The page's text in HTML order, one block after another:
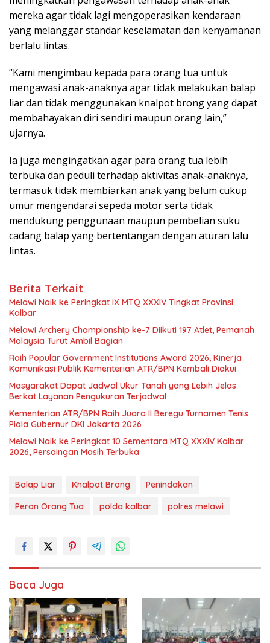
mereka agar tidak lagi mengoperasikan kendaraan
yang melanggar standar keselamatan dan kenyamanan
berlalu lintas.
“Kami mengimbau kepada para orang tua untuk
mengawasi anak-anaknya agar tidak melakukan balap
liar dan tidak menggunakan knalpot brong yang dapat
membahayakan diri sendiri maupun orang lain,”
ujarnya.
Ia juga mengingatkan agar para orang tua lebih
terbuka dan peduli terhadap aktivitas anak-anaknya,
termasuk tidak membiarkan anak yang belum cukup
umur mengendarai sepeda motor serta tidak
mendukung penggunaan maupun pembelian suku
cadang balap yang bertentangan dengan aturan lalu
lintas.
Berita Terkait
Melawi Naik ke Peringkat IX MTQ XXXIV Tingkat Provinsi
Kalbar
Melawi Archery Championship ke-7 Diikuti 197 Atlet, Pemanah
Malaysia Turut Ambil Bagian
Raih Popular Government Institutions Award 2026, Kinerja
Komunikasi Publik Kementerian ATR/BPN Kembali Diakui
Masyarakat Dapat Jadwal Ukur Tanah yang Lebih Jelas
Berkat Layanan Pengukuran Terjadwal
Kementerian ATR/BPN Raih Juara II Beregu Turnamen Tenis
Piala Gubernur DKI Jakarta 2026
Melawi Naik ke Peringkat 10 Sementara MTQ XXXIV Kalbar
2026, Persaingan Masih Terbuka
Balap Liar Knalpot Brong
Penindakan
Peran Orang Tua
polda kalbar polres melawi
Baca Juga